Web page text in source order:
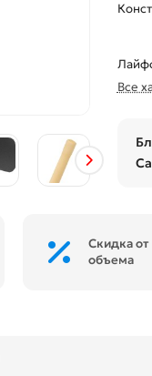
Все
Скидка от
объема